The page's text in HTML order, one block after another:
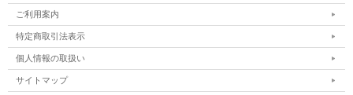
ご利用案内
特定商取引法表示
個人情報の取扱い
サイトマップ